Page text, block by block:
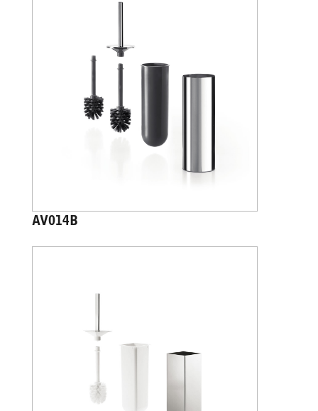
AV014B